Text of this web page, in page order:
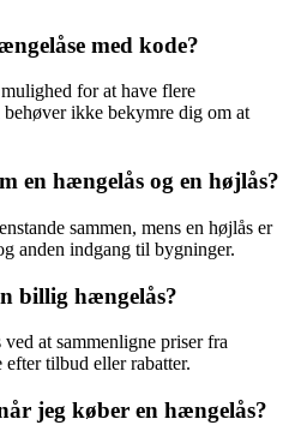
med kode?
for at have flere
ikke bekymre dig om at
en hængelås og en højlås?
sammen, mens en højlås er
anden indgang til bygninger.
billig hængelås?
at sammenligne priser fra
tilbud eller rabatter.
jeg køber en hængelås?